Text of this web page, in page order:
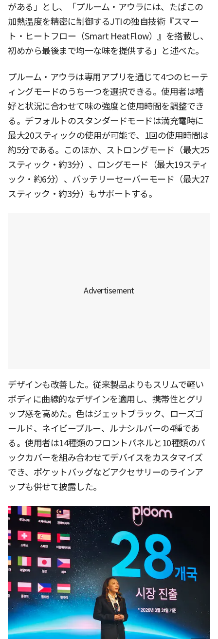
がある」とし、「プルーム・アウラには、たばこの
加熱温度を精密に制御するJTIの独自技術『スマー
ト・ヒートフロー（Smart HeatFlow）』を搭載し、
初めから最後まで均一な味を提供する」と述べた。
プルーム・アウラは専用アプリを通じて4つのヒーテ
ィングモードのうち一つを選択できる。使用者は嗜
好と状況に合わせて味の強度と使用時間を調整でき
る。デフォルトのスタンダードモードは満充電時に
最大20スティックの使用が可能で、1回の使用時間は
約5分である。このほか、ストロングモード（最大25
スティック・約3分）、ロングモード（最大19スティ
ック・約6分）、バッテリーセーバーモード（最大27
スティック・約3分）もサポートする。
デザインも改善した。従来製品よりもスリムで軽い
ボディに曲線的なデザインを適用し、携帯性とグリ
ップ感を高めた。色はジェットブラック、ローズゴ
ールド、ネイビーブルー、ルナシルバーの4種であ
る。使用者は14種類のフロントパネルと10種類のバ
ックカバーを組み合わせてデバイスをカスタマイズ
でき、ポケットバッグなどアクセサリーのラインア
ップも併せて披露した。